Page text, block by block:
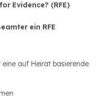
Evidence? (RFE)
ein RFE
auf Heirat basierende